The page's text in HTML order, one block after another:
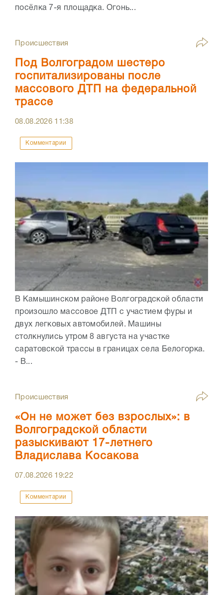
посёлка 7-я площадка. Огонь...
Происшествия
Под Волгоградом шестеро
госпитализированы после
массового ДТП на федеральной
трассе
08.08.2026 11:38
Комментарии
В Камышинском районе Волгоградской области
произошло массовое ДТП с участием фуры и
двух легковых автомобилей. Машины
столкнулись утром 8 августа на участке
саратовской трассы в границах села Белогорка.
- В...
Происшествия
«Он не может без взрослых»: в
Волгоградской области
разыскивают 17-летнего
Владислава Косакова
07.08.2026 19:22
Комментарии